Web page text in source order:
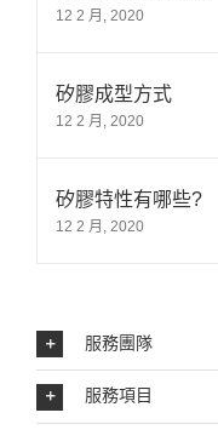
12 2 月, 2020
矽膠成型方式
12 2 月, 2020
矽膠特性有哪些?
12 2 月, 2020
服務團隊
服務項目